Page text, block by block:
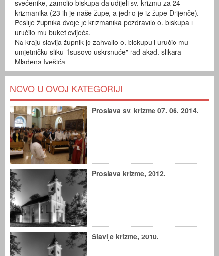
svećenike, zamolio biskupa da udijeli sv. krizmu za 24
krizmanika (23 ih je naše župe, a jedno je iz župe Drijenče).
Poslije župnika dvoje je krizmanika pozdravilo o. biskupa i
uručilo mu buket cvijeća.
Na kraju slavlja župnik je zahvalio o. biskupu i uručio mu
umjetničku sliku "Isusovo uskrsnuće" rad akad. slikara
Mladena Ivešića.
NOVO U OVOJ KATEGORIJI
Proslava sv. krizme 07. 06. 2014.
Proslava krizme, 2012.
Slavlje krizme, 2010.